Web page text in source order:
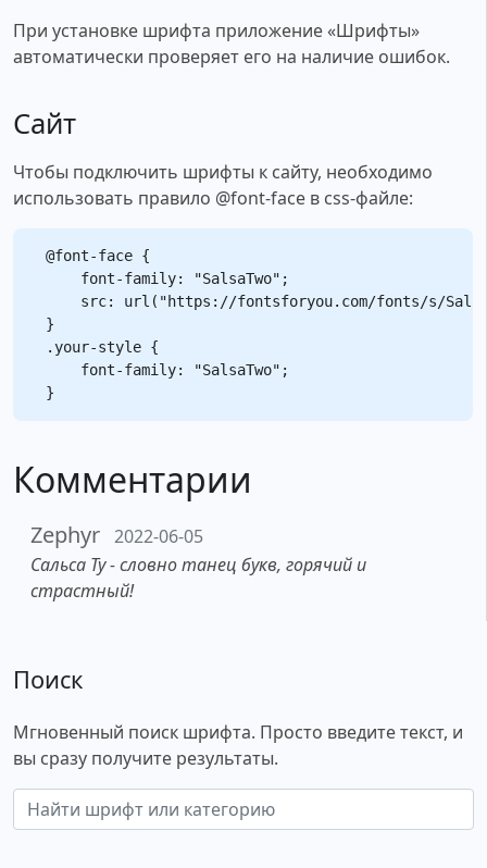
При установке шрифта приложение «Шрифты»
автоматически проверяет его на наличие ошибок.
Сайт
Чтобы подключить шрифты к сайту, необходимо
использовать правило @font-face в css-файле:
@font-face {
    font-family: "SalsaTwo";
src: url("https://fontsforyou.com/fonts/s/
}
.your-style {
    font-family: "SalsaTwo";
Комментарии
Zephyr 2022-06-05
Сальса Ту - словно танец букв, горячий и
страстный!
Поиск
Мгновенный поиск шрифта. Просто введите текст, и
вы сразу получите результаты.